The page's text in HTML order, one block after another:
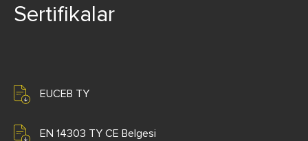
Sertifikalar
EUCEB TY
EN 14303 TY CE Belgesi